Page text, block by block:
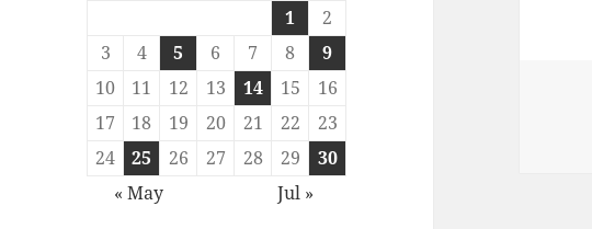
1
2
3
4 5 6 7 8
9
10
11 12 13 14 15
16
17
18 19 20 21 22
23
24
25 26 27 28 29
30
« May
Jul »